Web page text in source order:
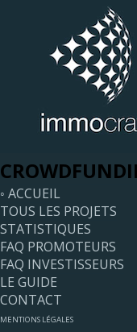
◦ ACCUEIL
TOUS LES PROJETS
STATISTIQUES
FAQ PROMOTEURS
FAQ INVESTISSEURS
LE GUIDE
CONTACT
MENTIONS LÉGALES